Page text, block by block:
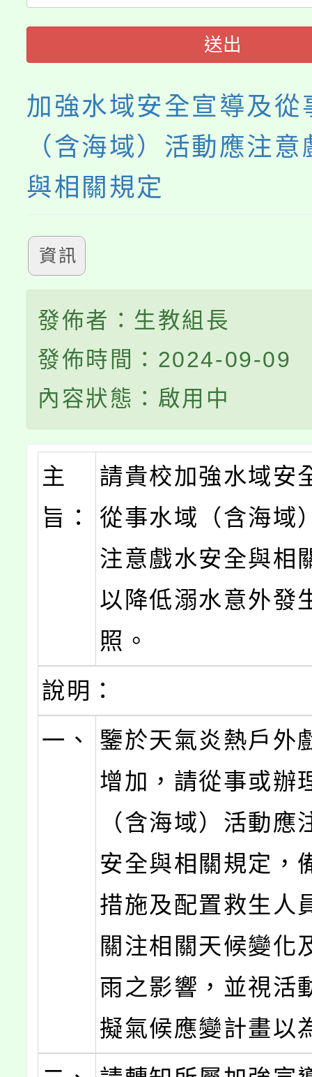
心理、諮商輔導、社會
系所師生報名參加。
縣市「校園短影音徵選
門員」簡章及活動海報
踴躍報名參加。
送出
加強水域安全宣導及從
（含海域）活動應注
與相關規定
資訊
發佈者：生教組長
發佈時間：2024-09-09
內容狀態：啟用中
主
旨：
請貴校加強水域安
從事水域（含海域
注意戲水安全與相
以降低溺水意外發
照。
說明：
一、
鑒於天氣炎熱戶外
增加，請從事或辦
（含海域）活動應
安全與相關規定，
措施及配置救生人
關注相關天候變化
雨之影響，並視活
擬氣候應變計畫以